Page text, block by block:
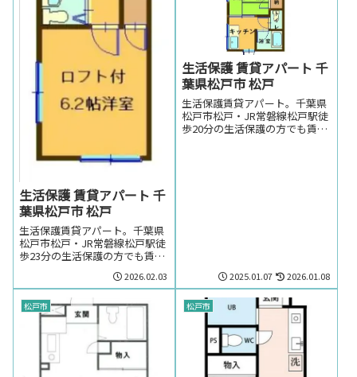
生活保護 賃貸アパート 千
葉県松戸市 松戸
生活保護賃貸アパート。千葉県
松戸市松戸・JR常磐線松戸駅徒
歩23分の生活保護の方でも賃貸
で千葉県松戸市松戸・JR常磐線
松戸駅周辺のお部屋を探しの方
はお気軽にお問い合わせくださ
2026.02.03
生活保護 賃貸アパート 千
葉県松戸市 松戸
生活保護賃貸アパート。千葉県
松戸市松戸・JR常磐線松戸駅徒
歩20分の生活保護の方でも賃貸
2025.01.07 2026.01.08
松戸市 松戸市